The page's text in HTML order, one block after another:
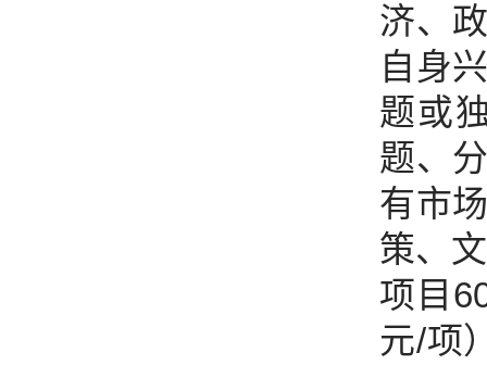
济、
自身
题或
题、
有市
策、
项目
元/项